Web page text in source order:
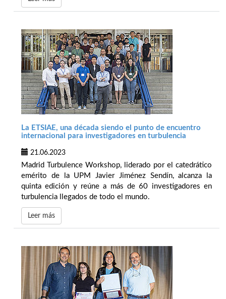
La ETSIAE, una década siendo el punto de encuentro
internacional para investigadores en turbulencia
21.06.2023
Madrid Turbulence Workshop, liderado por el catedrático
emérito de la UPM Javier Jiménez Sendín, alcanza la
quinta edición y reúne a más de 60 investigadores en
turbulencia llegados de todo el mundo.
Leer más